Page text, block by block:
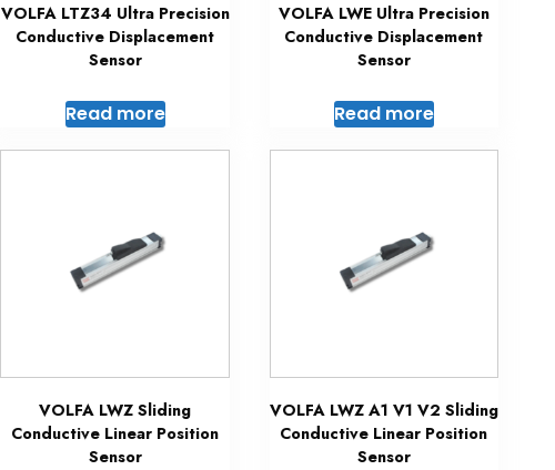
VOLFA LTZ34 Ultra Precision
Conductive Displacement
Sensor
Read more
VOLFA LWE Ultra Precision
Conductive Displacement
Sensor
Read more
VOLFA LWZ Sliding
Conductive Linear Position
Sensor
VOLFA LWZ A1 V1 V2 Sliding
Conductive Linear Position
Sensor